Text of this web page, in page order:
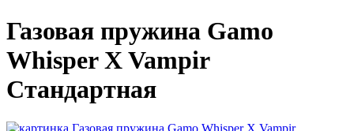
Газовая пружина Gamo
Whisper X Vampir
Стандартная